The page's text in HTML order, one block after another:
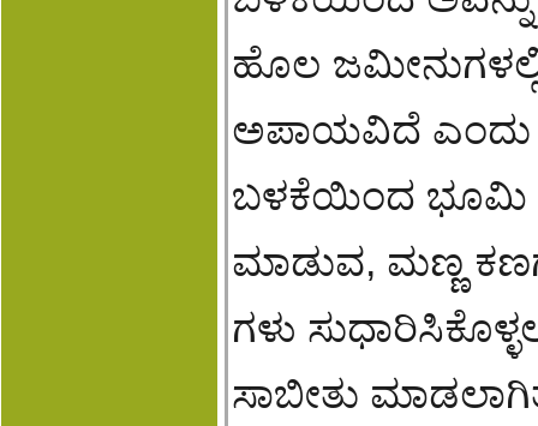
ಹೊಲ
ಅಪಾಯವಿದೆ ಎಂದು
ಬಳಕೆಯಿಂದ ಭೂಮಿ
ಮಾಡುವ, ಮಣ್ಣ
ಗಳು
ಸಾಬೀತು